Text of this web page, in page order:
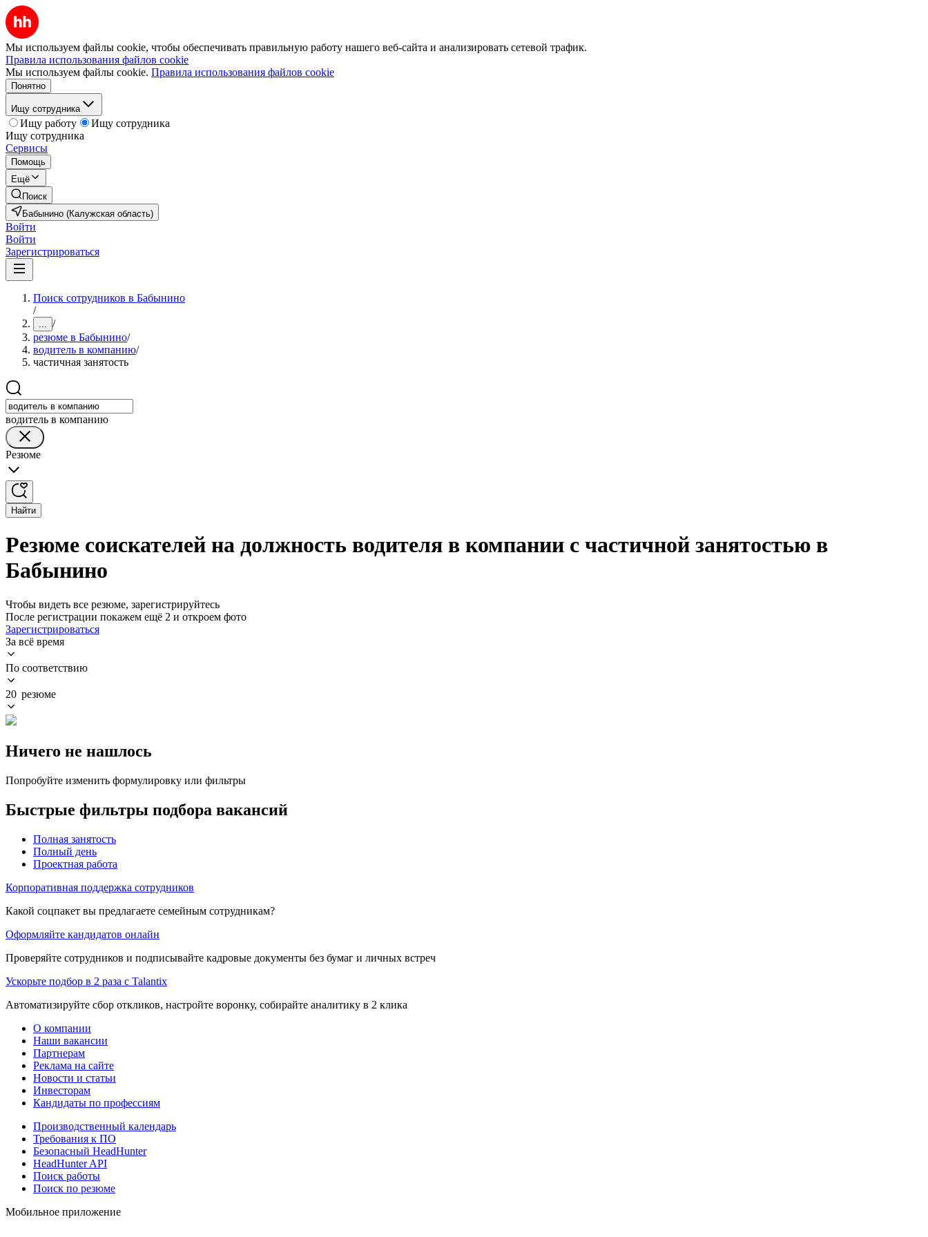
Мы используем файлы cookie, чтобы обеспечивать правильную работу нашего веб-сайта и анализировать сетевой трафик.
Правила использования файлов cookie
Мы используем файлы cookie. Правила использования файлов cookie
Понятно
Ищу сотрудника
Ищу работу
Ищу сотрудника
Ищу сотрудника
Сервисы
Помощь
Ещё
Поиск
Бабынино (Калужская область)
Войти
Войти
Зарегистрироваться
Поиск сотрудников в Бабынино
/
... /
резюме в Бабынино/
водитель в компанию/
частичная занятость
водитель в компанию
Резюме
Найти
Резюме соискателей на должность водителя в компании с частичной занятостью в
Бабынино
Чтобы видеть все резюме, зарегистрируйтесь
После регистрации покажем ещё 2 и откроем фото
Зарегистрироваться
За всё время
По соответствию
20 резюме
Ничего не нашлось
Попробуйте изменить формулировку или фильтры
Быстрые фильтры подбора вакансий
Полная занятость
Полный день
Проектная работа
Корпоративная поддержка сотрудников
Какой соцпакет вы предлагаете семейным сотрудникам?
Оформляйте кандидатов онлайн
Проверяйте сотрудников и подписывайте кадровые документы без бумаг и личных встреч
Ускорьте подбор в 2 раза с Talantix
Автоматизируйте сбор откликов, настройте воронку, собирайте аналитику в 2 клика
О компании
Наши вакансии
Партнерам
Реклама на сайте
Новости и статьи
Инвесторам
Кандидаты по профессиям
Производственный календарь
Требования к ПО
Безопасный HeadHunter
HeadHunter API
Поиск работы
Поиск по резюме
Мобильное приложение